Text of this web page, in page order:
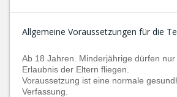
Allgemeine Voraussetzungen für die
Ab 18 Jahren. Minderjährige dürfen
Erlaubnis der Eltern fliegen.
Voraussetzung ist eine normale
Verfassung.